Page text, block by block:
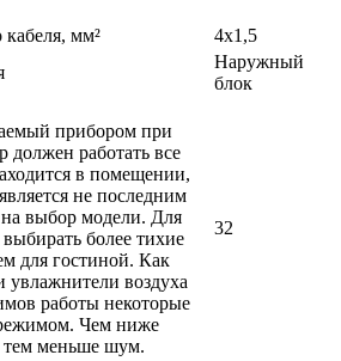
мм²
4х1,5
Наружный
блок
прибором при
должен работать все
в помещении,
не последним
выбор модели. Для
более тихие
для гостиной. Как
увлажнители воздуха
работы некоторые
Чем ниже
тем меньше шум.
32